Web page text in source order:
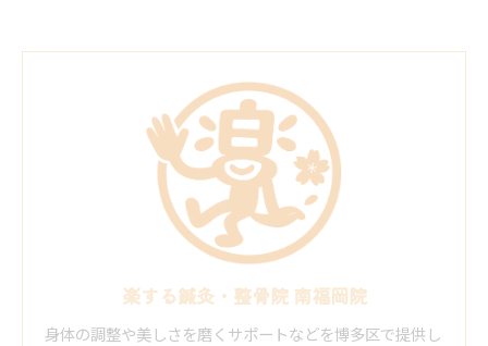
楽する鍼灸・整骨院 南福岡院
身体の調整や美しさを磨くサポートなどを博多区で提供し